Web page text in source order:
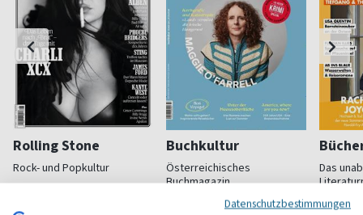
Rolling Stone
Rock- und Popkultur
Buchkultur
Österreichisches
Buchmagazin
ab 8,00 €
Das
ab
Datenschutzbestimmungen